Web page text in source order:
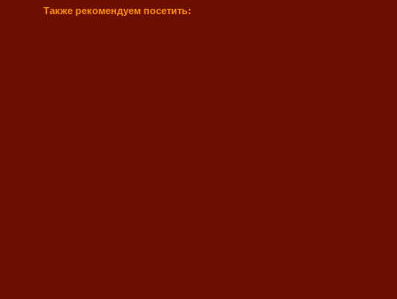
Также рекомендуем посетить: